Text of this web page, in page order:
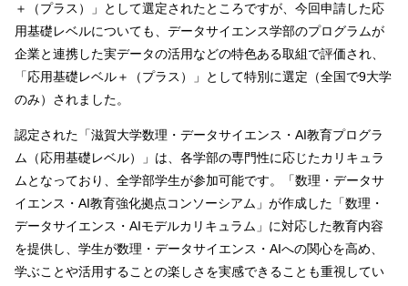
＋（プラス）」として選定されたところですが、今回申請した応
用基礎レベルについても、データサイエンス学部のプログラムが
企業と連携した実データの活用などの特色ある取組で評価され、
「応用基礎レベル＋（プラス）」として特別に選定（全国で9大学
のみ）されました。
認定された「滋賀大学数理・データサイエンス・AI教育プログラ
ム（応用基礎レベル）」は、各学部の専門性に応じたカリキュラ
ムとなっており、全学部学生が参加可能です。「数理・データサ
イエンス・AI教育強化拠点コンソーシアム」が作成した「数理・
データサイエンス・AIモデルカリキュラム」に対応した教育内容
を提供し、学生が数理・データサイエンス・AIへの関心を高め、
学ぶことや活用することの楽しさを実感できることも重視してい